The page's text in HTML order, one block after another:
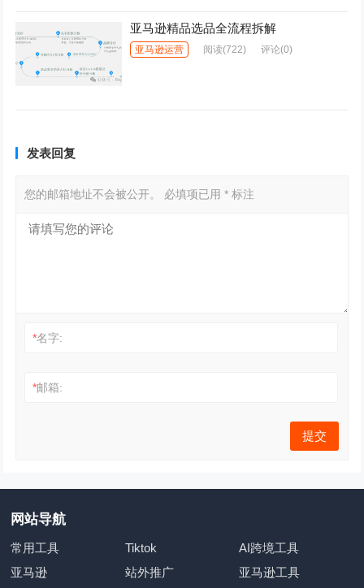
亚马逊精品选品全流程拆解
亚马逊运营 阅读(722) 评论(0)
发表回复
您的邮箱地址不会被公开。 必填项已用* 标注
*名字:
*邮箱:
网站导航
常用工具 Tiktok
AI跨境工具
亚马逊
站外推广
亚马逊工具